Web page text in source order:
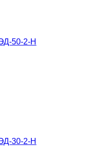
50-2-H
30-2-H